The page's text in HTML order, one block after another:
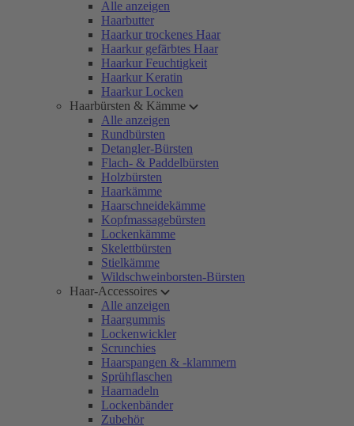
Alle anzeigen
Haarbutter
Haarkur trockenes Haar
Haarkur gefärbtes Haar
Haarkur Feuchtigkeit
Haarkur Keratin
Haarkur Locken
Haarbürsten & Kämme
Alle anzeigen
Rundbürsten
Detangler-Bürsten
Flach- & Paddelbürsten
Holzbürsten
Haarkämme
Haarschneidekämme
Kopfmassagebürsten
Lockenkämme
Skelettbürsten
Stielkämme
Wildschweinborsten-Bürsten
Haar-Accessoires
Alle anzeigen
Haargummis
Lockenwickler
Scrunchies
Haarspangen & -klammern
Sprühflaschen
Haarnadeln
Lockenbänder
Zubehör